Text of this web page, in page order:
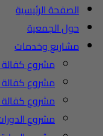
الصفحة الرئيسية
حول الجمعية
مشاريع وخدمات
مشروع كفالة
مشروع كفالة
مشروع كفالة
مشروع